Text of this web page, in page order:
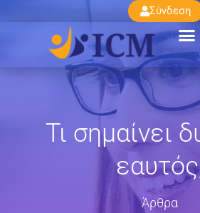
Σύνδεση
Τι σημαίνει
Άρθρα